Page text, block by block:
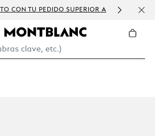
CON TU PEDIDO SUPERIOR A